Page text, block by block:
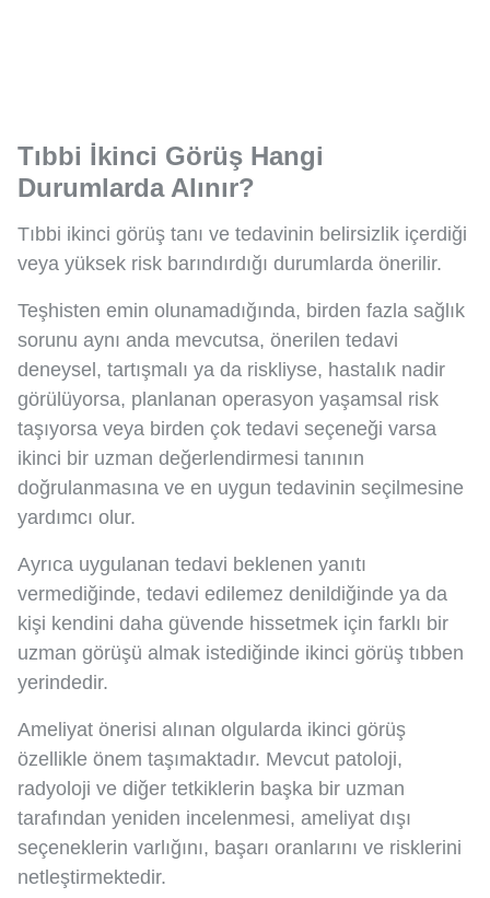
Tıbbi İkinci Görüş Hangi
Durumlarda Alınır?
Tıbbi ikinci görüş tanı ve tedavinin belirsizlik içerdiği
veya yüksek risk barındırdığı durumlarda önerilir.
Teşhisten emin olunamadığında, birden fazla sağlık
sorunu aynı anda mevcutsa, önerilen tedavi
deneysel, tartışmalı ya da riskliyse, hastalık nadir
görülüyorsa, planlanan operasyon yaşamsal risk
taşıyorsa veya birden çok tedavi seçeneği varsa
ikinci bir uzman değerlendirmesi tanının
doğrulanmasına ve en uygun tedavinin seçilmesine
yardımcı olur.
Ayrıca uygulanan tedavi beklenen yanıtı
vermediğinde, tedavi edilemez denildiğinde ya da
kişi kendini daha güvende hissetmek için farklı bir
uzman görüşü almak istediğinde ikinci görüş tıbben
yerindedir.
Ameliyat önerisi alınan olgularda ikinci görüş
özellikle önem taşımaktadır. Mevcut patoloji,
radyoloji ve diğer tetkiklerin başka bir uzman
tarafından yeniden incelenmesi, ameliyat dışı
seçeneklerin varlığını, başarı oranlarını ve risklerini
netleştirmektedir.